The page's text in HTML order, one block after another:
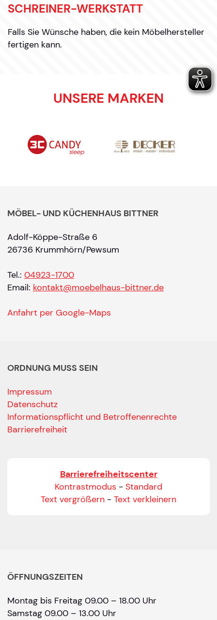
SCHREINER-WERKSTATT
Falls Sie Wünsche haben, die kein Möbelhersteller
fertigen kann.
UNSERE MARKEN
MÖBEL- UND KÜCHENHAUS BITTNER
Adolf-Köppe-Straße 6
26736 Krummhörn/Pewsum
Tel.: 04923-1700
Email: kontakt@moebelhaus-bittner.de
Anfahrt per Google-Maps
ORDNUNG MUSS SEIN
Impressum
Datenschutz
Informationspflicht und Betroffenenrechte
Barrierefreiheit
Barrierefreiheitscenter
Kontrastmodus - Standard
Text vergrößern - Text verkleinern
ÖFFNUNGSZEITEN
Montag bis Freitag 09.00 – 18.00 Uhr
Samstag 09.00 – 13.00 Uhr